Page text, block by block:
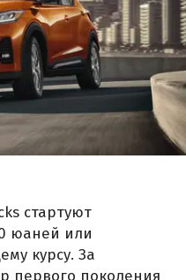
стартуют
юаней или
курсу. За
первого поколения